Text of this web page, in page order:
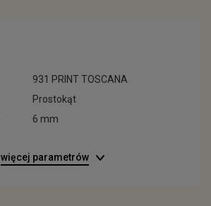
931 PRINT TOSCANA
Prostokąt
6 mm
więcej parametrów